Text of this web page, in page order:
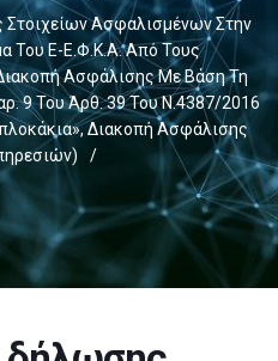
Ασφαλισμένων Στην
Του E-Ε.Φ.Κ.Α. Από Τους
Ασφάλισης Με Βάση Τη
9 Του Άρθ. 39 Του Ν.4387/2016
Διακοπή Ασφάλισης
/